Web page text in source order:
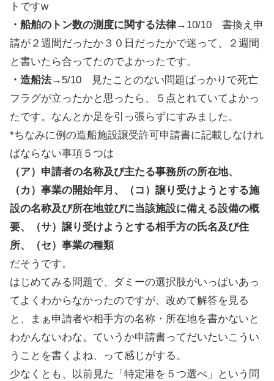
トですw
・船舶のトン数の測度に関する法律→10/10 書換え申
請が２週間だったか３０日だったかで迷って、２週間
と書いたら合ってたのでよかったです。
・造船法→5/10 見たことのない問題ばっかりで死亡
フラグが立ったかと思ったら、５点とれていてよかっ
たです。なんとか足を引っ張らずにすみました。
*ちなみに例の造船施設譲受許可申請書に記載しなけれ
ばならない事項５つは
（ア）申請者の名称及び主たる事務所の所在地、
（カ）事業の開始年月、（コ）譲り受けようとする施
設の名称及び所在地並びに当該施設に備える設備の概
要、（サ）譲り受けようとする相手方の氏名及び住
所、（セ）事業の種類
だそうです。
はじめてみる問題で、ダミーの選択肢がいっぱいあっ
てよくわからなかったのですが、改めて解答を見る
と、まぁ申請者や相手方の名称・所在地を書かないと
わかんないわな。ていうか申請書ってだいたいこうい
うことを書くよね、って感じがする。
少なくとも、以前見た「特定港を５つ選べ」という問